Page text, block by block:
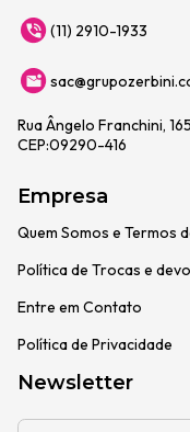
(11) 2910-1933
Rua Ângelo Franchini,
CEP:09290-416
Empresa
Quem Somos e Termos
Política de Trocas e
Entre em Contato
Política de Privacidade
Newsletter